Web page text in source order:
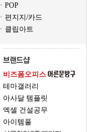
ㆍPOP
ㆍ편지지/카드
ㆍ클립아트
비즈폼오피스
테마갤러리
아사달 템플릿
엑셀 건설공무
아이템풀